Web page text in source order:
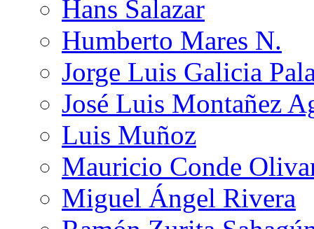
Hans Salazar
Humberto Mares N.
Jorge Luis Galicia
José Luis Montañez
Luis Muñoz
Mauricio Conde
Miguel Ángel Rivera